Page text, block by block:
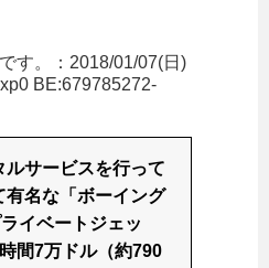
す。
：2018/01/07(日)
BE:679785272-
サービスを行って
有名な「ボーイング
イベートジェッ
間7万ドル（約790